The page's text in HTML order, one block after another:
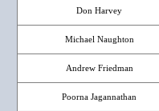
Don Harvey
Michael Naughton
Andrew Friedman
Poorna Jagannathan